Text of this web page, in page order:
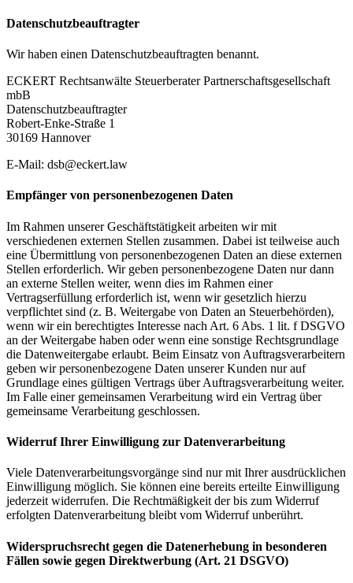
Datenschutz­beauftragter
Wir haben einen Datenschutzbeauftragten benannt.
ECKERT Rechtsanwälte Steuerberater Partnerschaftsgesellschaft
mbB
Datenschutzbeauftragter
Robert-Enke-Straße 1
30169 Hannover
E-Mail: dsb@eckert.law
Empfänger von personenbezogenen Daten
Im Rahmen unserer Geschäftstätigkeit arbeiten wir mit
verschiedenen externen Stellen zusammen. Dabei ist teilweise auch
eine Übermittlung von personenbezogenen Daten an diese externen
Stellen erforderlich. Wir geben personenbezogene Daten nur dann
an externe Stellen weiter, wenn dies im Rahmen einer
Vertragserfüllung erforderlich ist, wenn wir gesetzlich hierzu
verpflichtet sind (z. B. Weitergabe von Daten an Steuerbehörden),
wenn wir ein berechtigtes Interesse nach Art. 6 Abs. 1 lit. f DSGVO
an der Weitergabe haben oder wenn eine sonstige Rechtsgrundlage
die Datenweitergabe erlaubt. Beim Einsatz von Auftragsverarbeitern
geben wir personenbezogene Daten unserer Kunden nur auf
Grundlage eines gültigen Vertrags über Auftragsverarbeitung weiter.
Im Falle einer gemeinsamen Verarbeitung wird ein Vertrag über
gemeinsame Verarbeitung geschlossen.
Widerruf Ihrer Einwilligung zur Datenverarbeitung
Viele Datenverarbeitungsvorgänge sind nur mit Ihrer ausdrücklichen
Einwilligung möglich. Sie können eine bereits erteilte Einwilligung
jederzeit widerrufen. Die Rechtmäßigkeit der bis zum Widerruf
erfolgten Datenverarbeitung bleibt vom Widerruf unberührt.
Widerspruchsrecht gegen die Datenerhebung in besonderen
Fällen sowie gegen Direktwerbung (Art. 21 DSGVO)